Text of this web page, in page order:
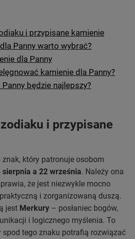
i przypisane kamienie
Panny warto wybrać?
dla Panny
kamienie dla Panny?
będzie najlepszy?
i przypisane
znak, który patronuje osobom
sierpnia a 22 września. Należy ona
że jest niezwykle mocno
i zorganizowaną duszą.
jest Merkury – posłaniec bogów,
i logicznego myślenia. To
spod tego znaku potrafią rozwiązać